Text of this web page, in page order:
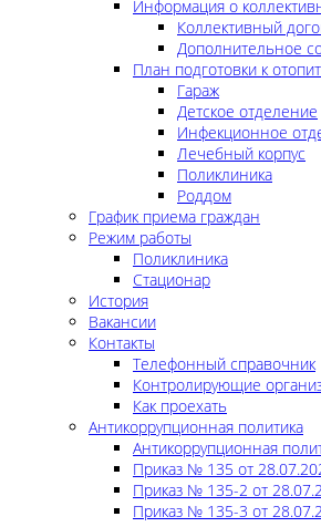
Информация о
Коллективный
Дополнительное
План подготовки к
Гараж
Детское отделение
Инфекционное
Лечебный корпус
Поликлиника
Роддом
График приема граждан
Режим работы
Поликлиника
Стационар
История
Вакансии
Контакты
Телефонный справочник
Контролирующие
Как проехать
Антикоррупционная политика
Антикоррупционная
Приказ № 135 от
Приказ № 135-2 от
Приказ № 135-3 от